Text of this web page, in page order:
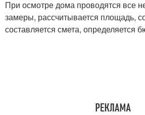
При осмотре дома проводятся все
замеры, рассчитывается площадь,
составляется смета, определяется